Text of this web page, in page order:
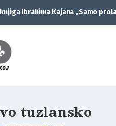
Ibrahima Kajana „Samo
tuzlansko